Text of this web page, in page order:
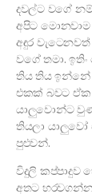
දවල්ට වගේ
අපිට
අඳුර
වගේ තමා.
තිය තිය ඉන්නේ
එකක් බවට ඒක
යාලුවොන්ට
තියලා
පුළුවන්.
විදුලි කප්පාදුව
අතට